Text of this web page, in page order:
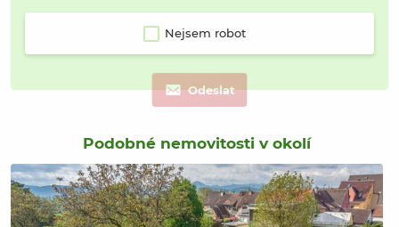
Nejsem robot
Odeslat
Podobné nemovitosti v okolí